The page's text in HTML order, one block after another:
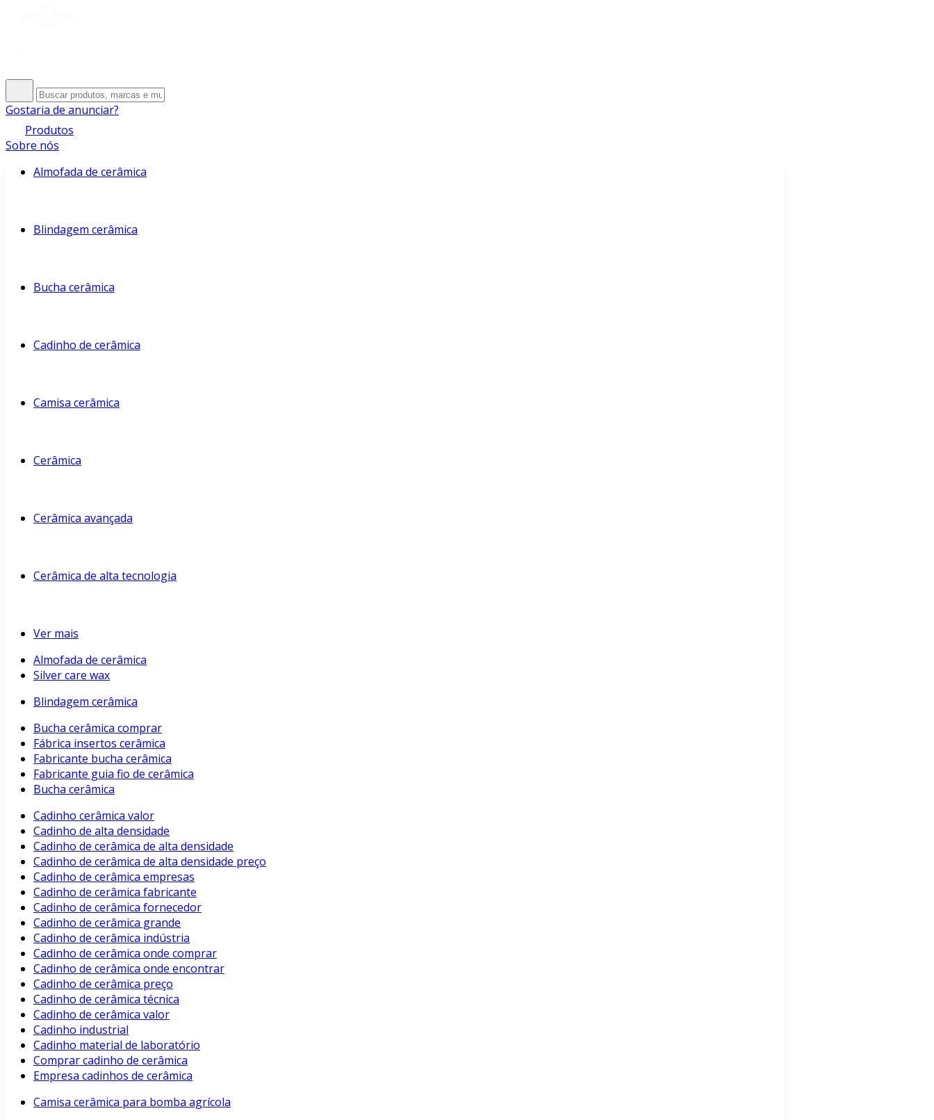
Gostaria de anunciar?
Produtos
Sobre nós
Almofada de cerâmica
Blindagem cerâmica
Bucha cerâmica
Cadinho de cerâmica
Camisa cerâmica
Cerâmica
Cerâmica avançada
Cerâmica de alta tecnologia
Ver mais
Almofada de cerâmica
Silver care wax
Blindagem cerâmica
Bucha cerâmica comprar
Fábrica insertos cerâmica
Fabricante bucha cerâmica
Fabricante guia fio de cerâmica
Bucha cerâmica
Cadinho cerâmica valor
Cadinho de alta densidade
Cadinho de cerâmica de alta densidade
Cadinho de cerâmica de alta densidade preço
Cadinho de cerâmica empresas
Cadinho de cerâmica fabricante
Cadinho de cerâmica fornecedor
Cadinho de cerâmica grande
Cadinho de cerâmica indústria
Cadinho de cerâmica onde comprar
Cadinho de cerâmica onde encontrar
Cadinho de cerâmica preço
Cadinho de cerâmica técnica
Cadinho de cerâmica valor
Cadinho industrial
Cadinho material de laboratório
Comprar cadinho de cerâmica
Empresa cadinhos de cerâmica
Camisa cerâmica para bomba agrícola